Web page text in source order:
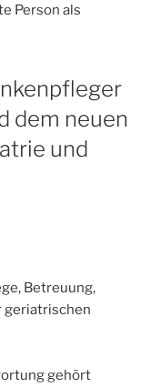
Person als
dem neuen
und
Betreuung,
geriatrischen
gehört